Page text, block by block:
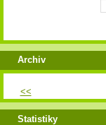
Archiv
<<
Statistiky